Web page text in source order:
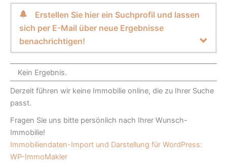
Erstellen Sie hier ein Suchprofil und lassen
sich per E-Mail über neue Ergebnisse
benachrichtigen!
Kein Ergebnis.
Derzeit führen wir keine Immobilie online, die zu Ihrer Suche
passt.
Fragen Sie uns bitte persönlich nach Ihrer Wunsch-
Immobilie!
Immobiliendaten-Import und Darstellung für WordPress:
WP-ImmoMakler